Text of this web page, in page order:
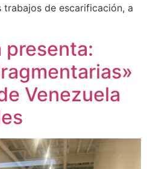
trabajos de escarificación, a
presenta:
Venezuela